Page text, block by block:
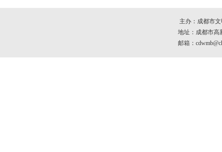
主办：成都市
地址：成都市高
邮箱：